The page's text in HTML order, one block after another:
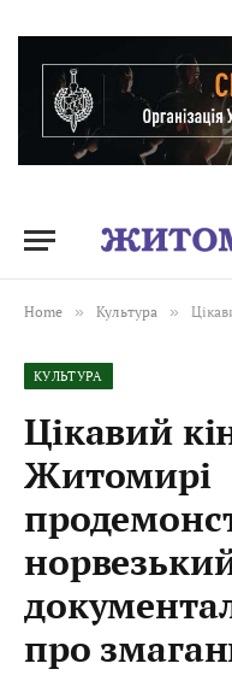
Home » Культура » Цікавий
КУЛЬТУРА
Цікавий
Житомирі
про